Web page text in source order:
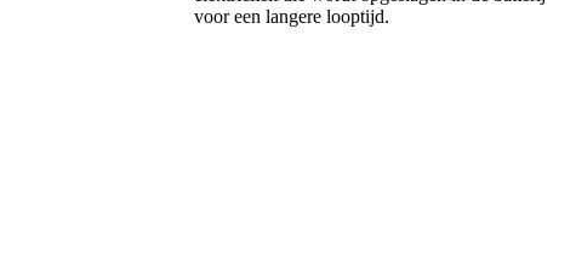
voor een langere looptijd.